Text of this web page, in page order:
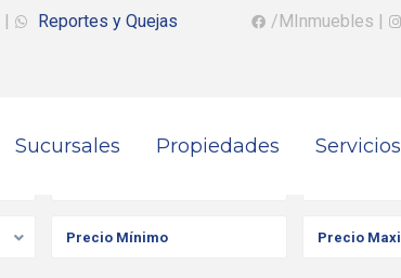
| Reportes y Quejas /MInmuebles |
Sucursales Propiedades Servicios